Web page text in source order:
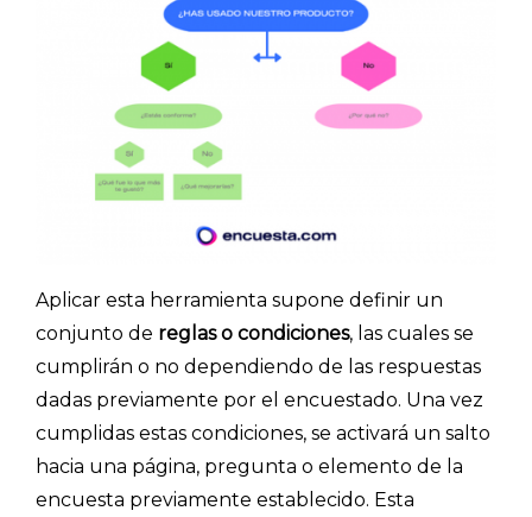
Aplicar esta herramienta supone definir un
conjunto de reglas o condiciones, las cuales se
cumplirán o no dependiendo de las respuestas
dadas previamente por el encuestado. Una vez
cumplidas estas condiciones, se activará un salto
hacia una página, pregunta o elemento de la
encuesta previamente establecido. Esta